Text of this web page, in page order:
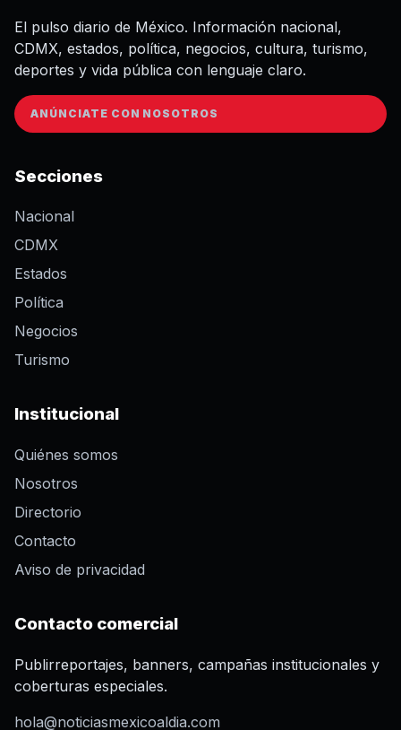
El pulso diario de México. Información nacional,
CDMX, estados, política, negocios, cultura, turismo,
deportes y vida pública con lenguaje claro.
ANÚNCIATE CON NOSOTROS
Secciones
Nacional
CDMX
Estados
Política
Negocios
Turismo
Institucional
Quiénes somos
Nosotros
Directorio
Contacto
Aviso de privacidad
Contacto comercial
Publirreportajes, banners, campañas institucionales y
coberturas especiales.
hola@noticiasmexicoaldia.com